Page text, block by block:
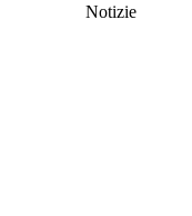
Notizie